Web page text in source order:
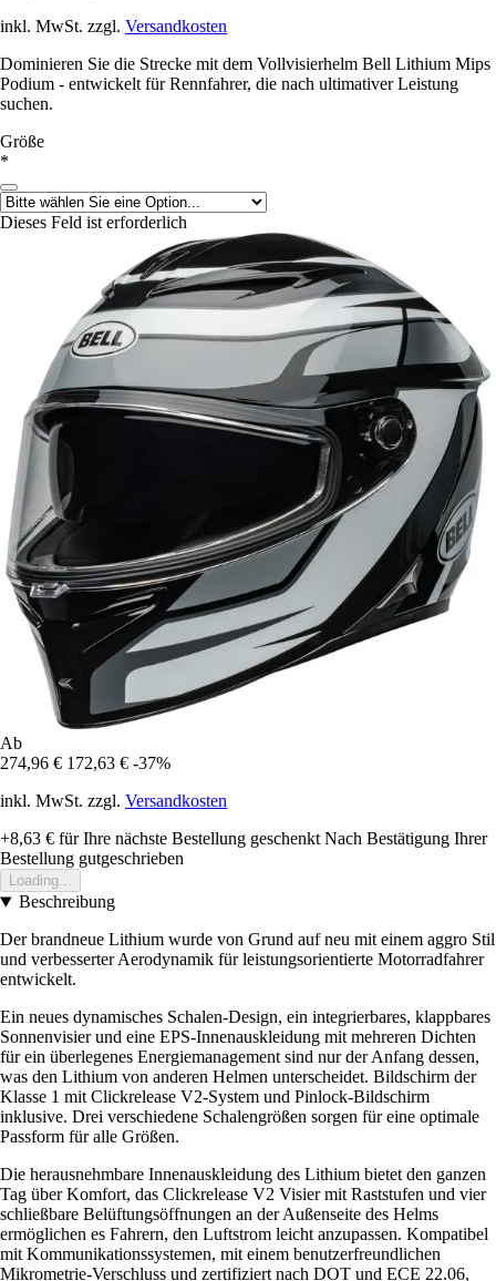
inkl. MwSt. zzgl. Versandkosten
Dominieren Sie die Strecke mit dem Vollvisierhelm Bell Lithium Mips
Podium - entwickelt für Rennfahrer, die nach ultimativer Leistung
suchen.
Größe
*
Dieses Feld ist erforderlich
Ab
274,96 € 172,63 € -37%
inkl. MwSt. zzgl. Versandkosten
+8,63 € für Ihre nächste Bestellung geschenkt Nach Bestätigung Ihrer
Bestellung gutgeschrieben
Loading...
Beschreibung
Der brandneue Lithium wurde von Grund auf neu mit einem aggro Stil
und verbesserter Aerodynamik für leistungsorientierte Motorradfahrer
entwickelt.
Ein neues dynamisches Schalen-Design, ein integrierbares, klappbares
Sonnenvisier und eine EPS-Innenauskleidung mit mehreren Dichten
für ein überlegenes Energiemanagement sind nur der Anfang dessen,
was den Lithium von anderen Helmen unterscheidet. Bildschirm der
Klasse 1 mit Clickrelease V2-System und Pinlock-Bildschirm
inklusive. Drei verschiedene Schalengrößen sorgen für eine optimale
Passform für alle Größen.
Die herausnehmbare Innenauskleidung des Lithium bietet den ganzen
Tag über Komfort, das Clickrelease V2 Visier mit Raststufen und vier
schließbare Belüftungsöffnungen an der Außenseite des Helms
ermöglichen es Fahrern, den Luftstrom leicht anzupassen. Kompatibel
mit Kommunikationssystemen, mit einem benutzerfreundlichen
Mikrometrie-Verschluss und zertifiziert nach DOT und ECE 22.06,